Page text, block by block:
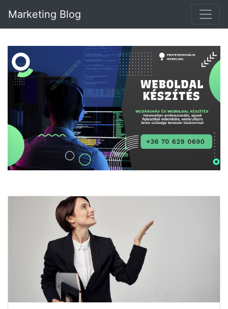
Marketing Blog